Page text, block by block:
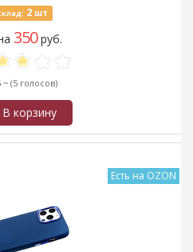
2 шт
350руб.
~ (5 голосов)
В корзину
Есть на OZON